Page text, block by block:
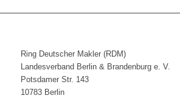
Ring Deutscher Makler (RDM)
Landesverband Berlin & Brandenburg e. V.
Potsdamer Str. 143
10783 Berlin